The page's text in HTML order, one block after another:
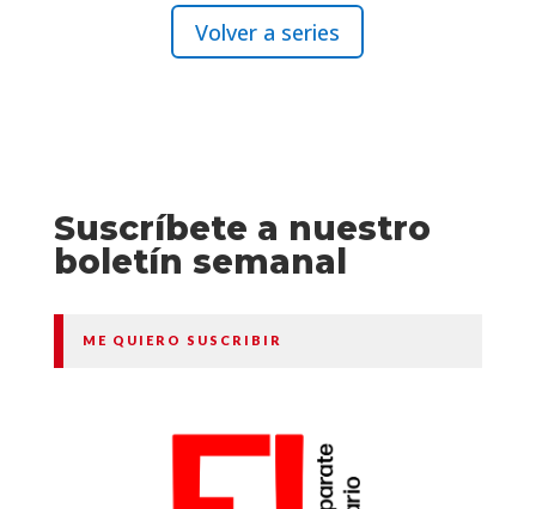
Volver a series
Suscríbete a nuestro
boletín semanal
ME QUIERO SUSCRIBIR